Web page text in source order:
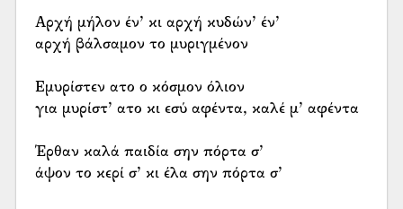
Αρχή μήλον έν’ κι αρχή κυδών’ έν’
αρχή βάλσαμον το μυριγμένον
Εμυρίστεν ατο ο κόσμον όλιον
για μυρίστ’ ατο κι εσύ αφέντα, καλέ μ’ αφέντα
Έρθαν καλά παιδία σην πόρτα σ’
άψον το κερί σ’ κι έλα σην πόρτα σ’